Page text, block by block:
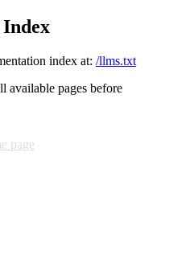
index at: /llms.txt
available pages before
page